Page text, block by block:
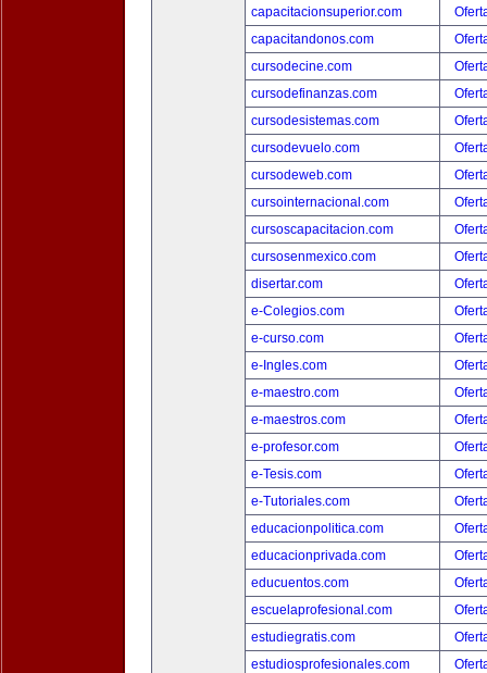
capacitacionsuperior.com
capacitandonos.com
cursodecine.com
cursodefinanzas.com
cursodesistemas.com
cursodevuelo.com
cursodeweb.com
cursointernacional.com
cursoscapacitacion.com
cursosenmexico.com
disertar.com
e-Colegios.com
e-curso.com
e-Ingles.com
e-maestro.com
e-maestros.com
e-profesor.com
e-Tesis.com
e-Tutoriales.com
educacionpolitica.com
educacionprivada.com
educuentos.com
escuelaprofesional.com
estudiegratis.com
estudiosprofesionales.com